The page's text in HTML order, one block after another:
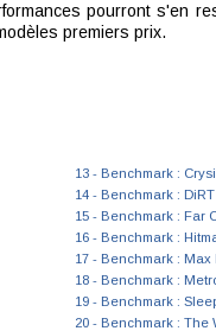
pourront s'en
premiers prix.
13 - Benchmark :
14 - Benchmark :
15 - Benchmark : Far
16 - Benchmark :
17 - Benchmark : Max
18 - Benchmark :
19 - Benchmark :
20 - Benchmark : The